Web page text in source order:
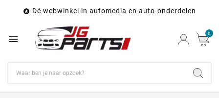
 Dé webwinkel in automedia en auto-onderdelen
 0